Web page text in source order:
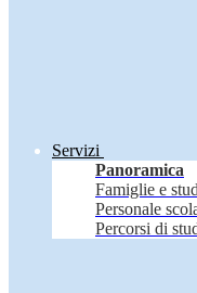
Servizi
Panoramica
Famiglie e
Personale
Percorsi di